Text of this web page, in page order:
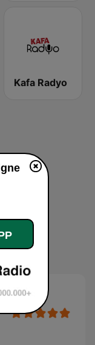
Kafa Radyo